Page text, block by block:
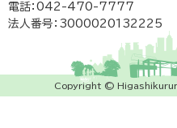
電話：042-470-7777
法人番号：3000020132225
Copyright ©